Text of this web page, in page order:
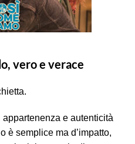
vero e verace
e autenticità
è semplice ma d’impatto,